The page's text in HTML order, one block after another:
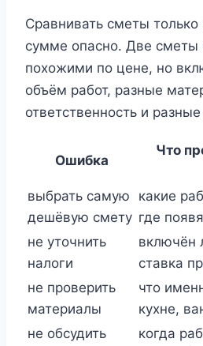
Сравнивать сметы только
сумме опасно. Две сметы
похожими по цене, но
объём работ, разные
ответственность и
Ошибка
Что
выбрать самую
дешёвую смету
какие
где
не уточнить
налоги
включён
ставка
не проверить
материалы
что
кухне,
не обсудить
когда